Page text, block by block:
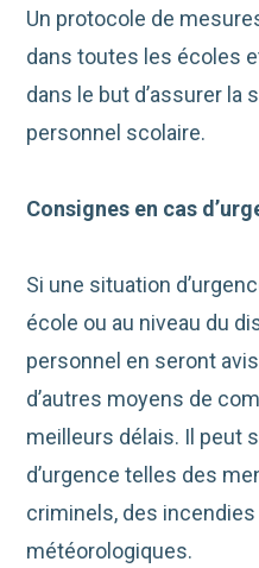
Un protocole de
dans toutes les écoles
dans le but d’assurer la
personnel scolaire.
Consignes en cas
Si une situation
école ou au niveau du
personnel en seront
d’autres moyens de
meilleurs délais. Il peut
d’urgence telles des
criminels, des
météorologiques.